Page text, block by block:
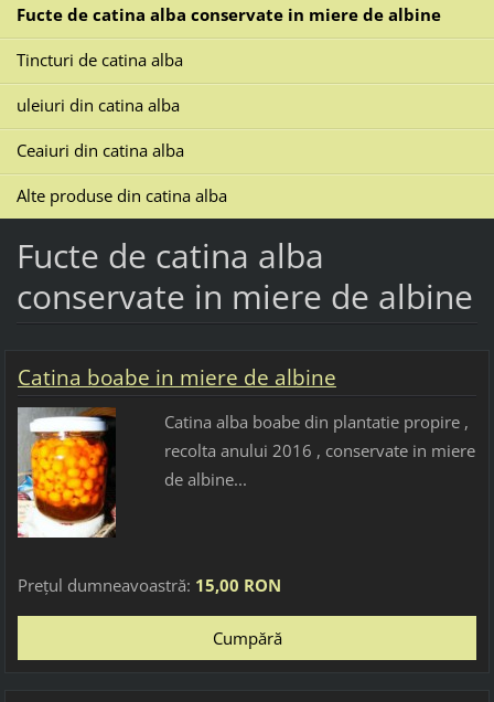
Fucte de catina alba conservate in miere de albine
Tincturi de catina alba
uleiuri din catina alba
Ceaiuri din catina alba
Alte produse din catina alba
Fucte de catina alba
conservate in miere de albine
Catina boabe in miere de albine
Catina alba boabe din plantatie propire ,
recolta anului 2016 , conservate in miere
de albine...
Preţul dumneavoastră: 15,00 RON